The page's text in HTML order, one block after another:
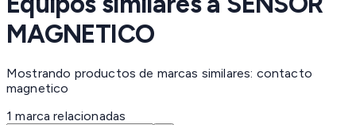
MAGNETICO
Mostrando productos de marcas similares: contacto
magnetico
1 marca relacionadas